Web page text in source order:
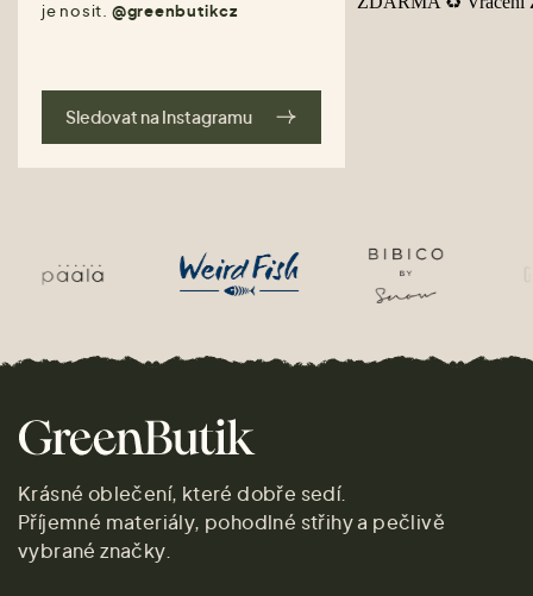
je nosit. @greenbutikcz
Sledovat na Instagramu
Krásné oblečení, které dobře sedí.
Příjemné materiály, pohodlné střihy a pečlivě
vybrané značky.